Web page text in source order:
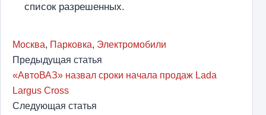
список разрешенных.
Москва, Парковка, Электромобили
Предыдущая статья
«АвтоВАЗ» назвал сроки начала продаж Lada
Largus Cross
Следующая статья